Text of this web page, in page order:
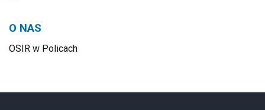
O NAS
OSIR w Policach